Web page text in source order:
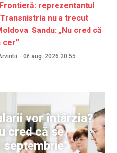
reprezentantul
nu a trecut
Sandu: „Nu cred că
cer”
- 06 aug. 2026 20:55
vor întârzia?
cred că se
septembrie”